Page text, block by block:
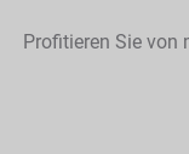
Profitieren Sie von